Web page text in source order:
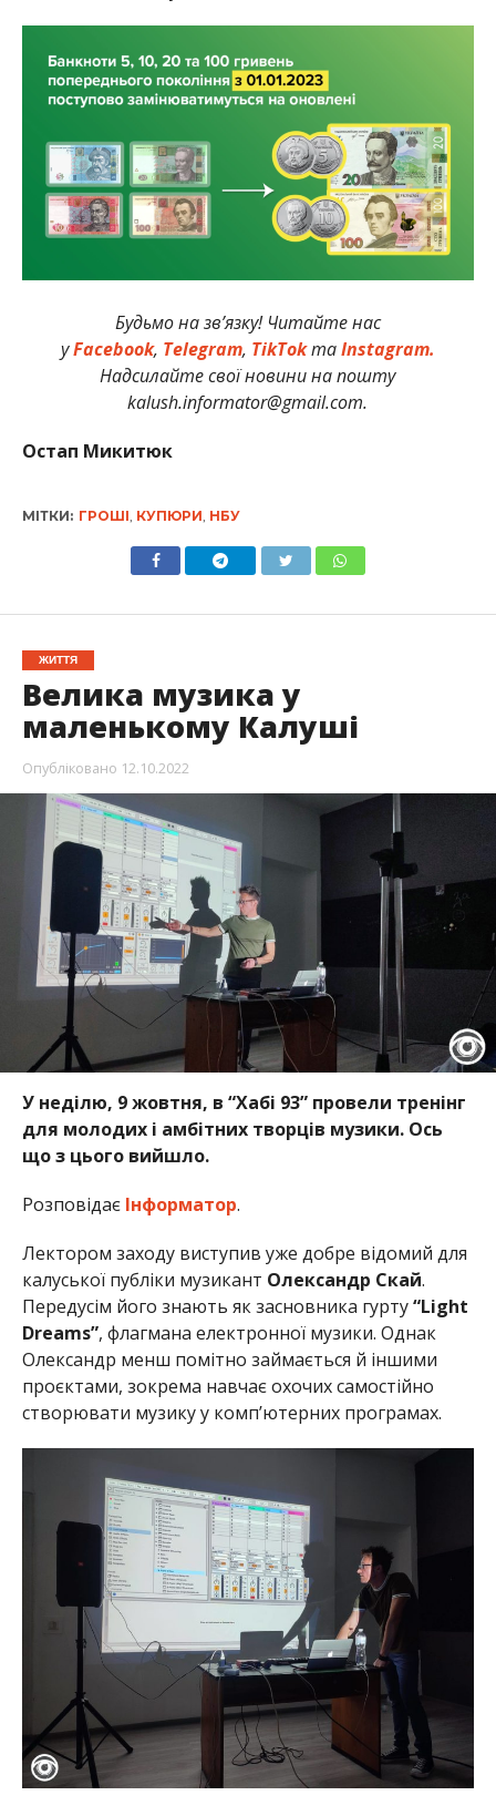
Будьмо на зв’язку! Читайте нас
уFacebook, Telegram, TikTokтаInstagram.
Надсилайте свої новини на пошту
kalush.informator@gmail.com.
Остап Микитюк
МІТКИ: ГРОШІ КУПЮРИ НБУ
ЖИТТЯ
Велика музика у
маленькому Калуші
Опубліковано 12.10.2022
У неділю, 9 жовтня, в “Хабі 93” провели тренінг
для молодих і амбітних творців музики. Ось
що з цього вийшло.
РозповідаєІнформатор.
Лектором заходу виступив уже добре відомий для
калуської публіки музикант Олександр Скай.
Передусім його знають як засновника гурту“Light
Dreams”, флагмана електронної музики. Однак
Олександр менш помітно займається й іншими
проєктами, зокрема навчає охочих самостійно
створювати музику у комп’ютерних програмах.